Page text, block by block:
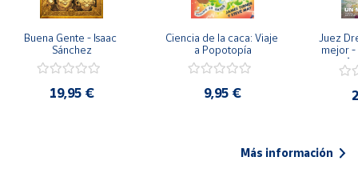
Buena Gente - Isaac
Sánchez
19,95 €
Ciencia de la caca: Viaje
a Popotopía
9,95 €
Juez
mejor -
Más información